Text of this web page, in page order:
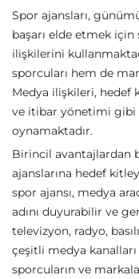
Spor ajansları,
başarı elde etmek
ilişkilerini
sporcuları hem de
Medya ilişkileri,
ve itibar yönetimi gibi
oynamaktadır.
Birincil avantajlardan
ajanslarına hedef
spor ajansı, medya
adını duyurabilir ve
televizyon, radyo,
çeşitli medya kanalları
sporcuların ve